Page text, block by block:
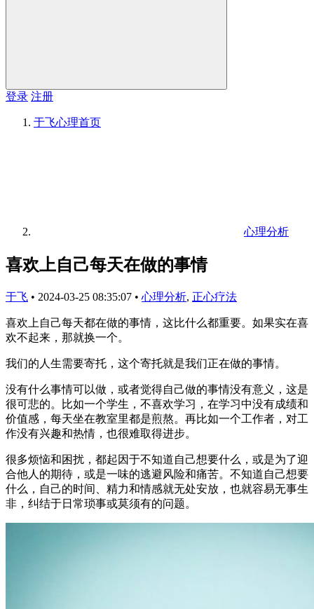
登录 注册
于飞心理首页
心理分析
喜欢上自己每天在做的事情
于飞 • 2024-03-25 08:35:07 • 心理分析, 正心疗法
喜欢上自己每天都在做的事情，这比什么都重要。如果实在喜
欢不起来，那就换一个。
我们的人生需要寄托，这个寄托就是我们正在做的事情。
没有什么事情可以做，或者觉得自己做的事情没有意义，这是
很可悲的。比如一个学生，不喜欢学习，在学习中没有成绩和
价值感，每天坐在教室里都是煎熬。再比如一个工作者，对工
作没有兴趣和热情，也很难取得进步。
很多烦恼和困扰，都起因于不知道自己想要什么，或是为了迎
合他人的期待，或是一味的逃避风险和痛苦。不知道自己想要
什么，自己的时间、精力和情感就无处安放，也就容易无事生
非，纠结于日常琐事或莫须有的问题。